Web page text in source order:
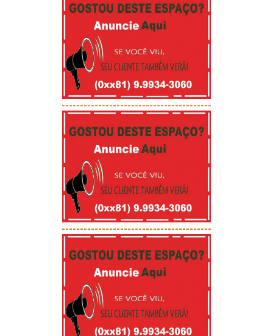
-----------------------------------------
-----------------------------------------